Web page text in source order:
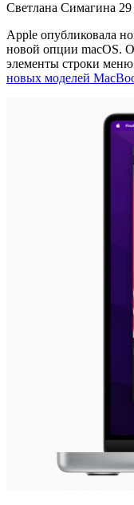
Светлана Симагина
Apple опубликовала
новой опции macOS.
элементы строки меню
новых моделей